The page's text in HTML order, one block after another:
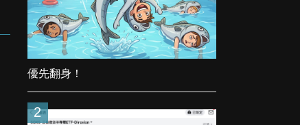
優先翻身！
2